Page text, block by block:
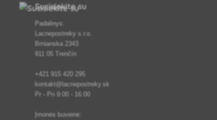
Susisiekite su
Padalinys:
Lacnepostreky s.r.o.
Brnianska 2343
911 05 Trenčín
+421 915 420 295
kontakt@lacnepostreky.sk
Pr - Pn 9:00 - 16:00
Įmonės buveinė: